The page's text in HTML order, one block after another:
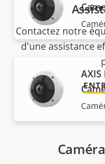
Contactez notre
d'une assistance